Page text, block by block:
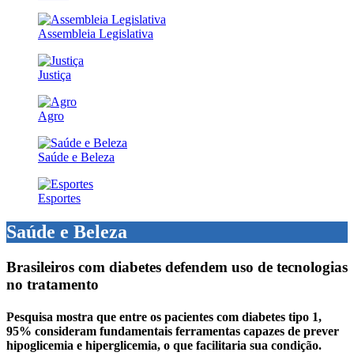
Assembleia Legislativa
Justiça
Agro
Saúde e Beleza
Esportes
Saúde e Beleza
Brasileiros com diabetes defendem uso de tecnologias
no tratamento
Pesquisa mostra que entre os pacientes com diabetes tipo 1,
95% consideram fundamentais ferramentas capazes de prever
hipoglicemia e hiperglicemia, o que facilitaria sua condição.